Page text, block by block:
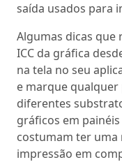
saída usados para
Algumas dicas que
ICC da gráfica
na tela no seu
e marque qualquer
diferentes
gráficos em
costumam ter
impressão em